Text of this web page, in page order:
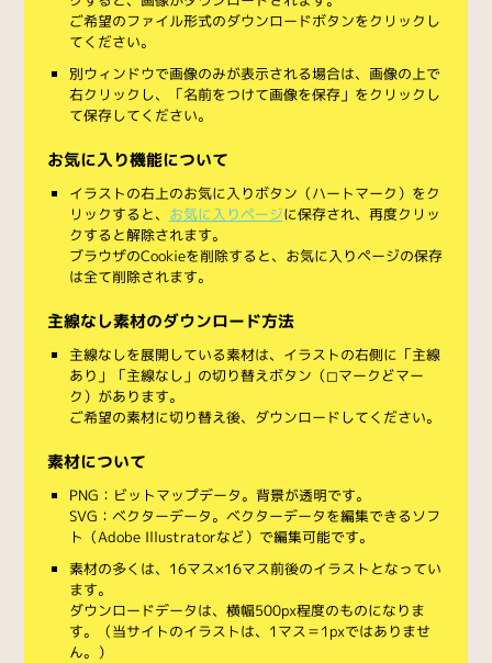
ご希望のファイル形式のダウンロードボタンをクリックし
てください。
別ウィンドウで画像のみが表示される場合は、画像の上で
右クリックし、「名前をつけて画像を保存」をクリックし
て保存してください。
お気に入り機能について
イラストの右上のお気に入りボタン（ハートマーク）をク
リックすると、 お気に入りページに保存され、再度クリッ
クすると解除されます。
ブラウザのCookieを削除すると、お気に入りページの保存
は全て削除されます。
主線なし素材のダウンロード方法
主線なしを展開している素材は、イラストの右側に「主線
あり」「主線なし」の切り替えボタン（◻︎マークと◼︎マー
ク）があります。
ご希望の素材に切り替え後、ダウンロードしてください。
素材について
PNG：ビットマップデータ。背景が透明です。
SVG：ベクターデータ。ベクターデータを編集できるソフ
ト（Adobe Illustratorなど）で編集可能です。
素材の多くは、16マス×16マス前後のイラストとなってい
ます。
ダウンロードデータは、横幅500px程度のものになりま
す。（当サイトのイラストは、1マス＝1pxではありませ
ん。）